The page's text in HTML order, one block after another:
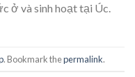
ở và sinh hoạt tại Úc.
. Bookmark thepermalink.